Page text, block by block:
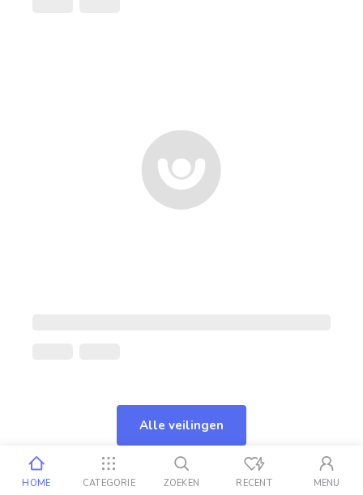
Alle veilingen
HOME CATEGORIE ZOEKEN RECENT MENU